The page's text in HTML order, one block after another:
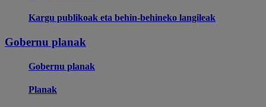
Kargu publikoak eta behin-behineko langileak
Gobernu planak
Gobernu planak
Planak